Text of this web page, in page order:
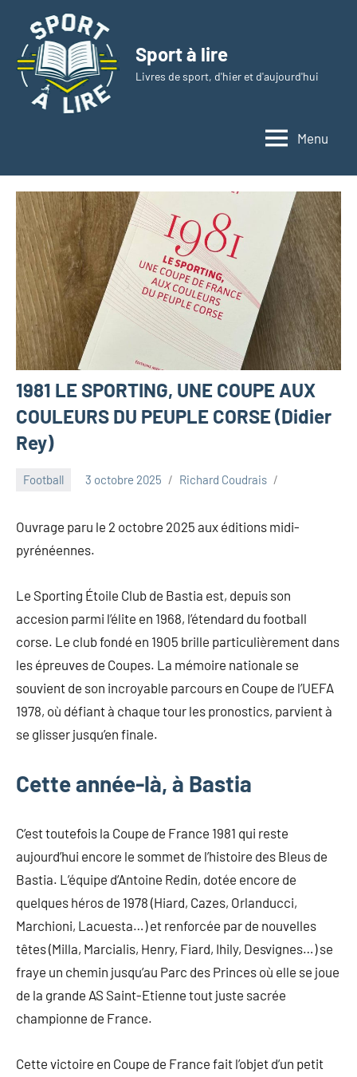
contenu
Sport à lire
Livres de sport, d'hier et d'aujourd'hui
Menu
1981 LE SPORTING, UNE COUPE AUX
COULEURS DU PEUPLE CORSE (Didier
Rey)
Football 3 octobre 2025 Richard Coudrais
Ouvrage paru le 2 octobre 2025 aux éditions midi-
pyrénéennes.
Le Sporting Étoile Club de Bastia est, depuis son
accesion parmi l’élite en 1968, l’étendard du football
corse. Le club fondé en 1905 brille particulièrement dans
les épreuves de Coupes. La mémoire nationale se
souvient de son incroyable parcours en Coupe de l’UEFA
1978, où défiant à chaque tour les pronostics, parvient à
se glisser jusqu’en finale.
Cette année-là, à Bastia
C’est toutefois la Coupe de France 1981 qui reste
aujourd’hui encore le sommet de l’histoire des Bleus de
Bastia. L’équipe d’Antoine Redin, dotée encore de
quelques héros de 1978 (Hiard, Cazes, Orlanducci,
Marchioni, Lacuesta…) et renforcée par de nouvelles
têtes (Milla, Marcialis, Henry, Fiard, Ihily, Desvignes…) se
fraye un chemin jusqu’au Parc des Princes où elle se joue
de la grande AS Saint-Etienne tout juste sacrée
championne de France.
Cette victoire en Coupe de France fait l’objet d’un petit